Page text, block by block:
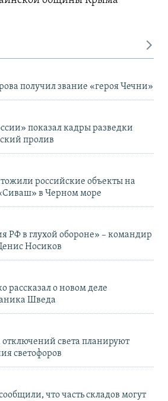
получил звание «героя Чечни»
показал кадры разведки
пролив
российские объекты на
в Черном море
РФ в глухой обороне» – командир
Носиков
рассказал о новом деле
Шведа
отключений света планируют
светофоров
что часть складов могут